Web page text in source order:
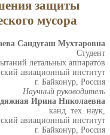
защиты
мусора
Сандугаш Мухтаровна
Студент
летальных аппаратов
авиационный институт
г. Байконур, Россия
Научный руководитель
Ирина Николаевна
канд. тех. наук,
авиационный институт
г. Байконур, Россия